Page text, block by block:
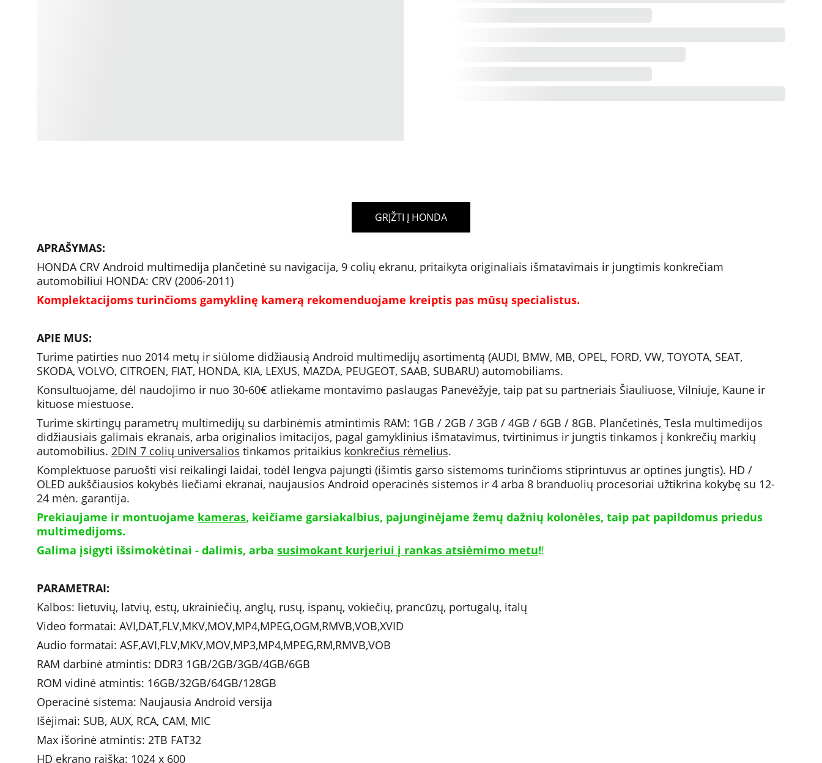
APRAŠYMAS:
HONDA CRV Android multimedija plančetinė su navigacija, 9 colių ekranu, pritaikyta originaliais išmatavimais ir jungtimis konkrečiam
automobiliui HONDA: CRV (2006-2011)
Komplektacijoms turinčioms gamyklinę kamerą rekomenduojame kreiptis pas mūsų specialistus.
APIE MUS:
Turime patirties nuo 2014 metų ir siūlome didžiausią Android multimedijų asortimentą (AUDI, BMW, MB, OPEL, FORD, VW, TOYOTA, SEAT,
SKODA, VOLVO, CITROEN, FIAT, HONDA, KIA, LEXUS, MAZDA, PEUGEOT, SAAB, SUBARU) automobiliams.
Konsultuojame, dėl naudojimo ir nuo 30-60€ atliekame montavimo paslaugas Panevėžyje, taip pat su partneriais Šiauliuose, Vilniuje, Kaune ir
kituose miestuose.
Turime skirtingų parametrų multimedijų su darbinėmis atmintimis RAM: 1GB / 2GB / 3GB / 4GB / 6GB / 8GB. Plančetinės, Tesla multimedijos
didžiausiais galimais ekranais, arba originalios imitacijos, pagal gamyklinius išmatavimus, tvirtinimus ir jungtis tinkamos į konkrečių markių
automobilius. 2DIN 7 colių universalios tinkamos pritaikius konkrečius rėmelius.
Komplektuose paruošti visi reikalingi laidai, todėl lengva pajungti (išimtis garso sistemoms turinčioms stiprintuvus ar optines jungtis). HD /
OLED aukščiausios kokybės liečiami ekranai, naujausios Android operacinės sistemos ir 4 arba 8 branduolių procesoriai užtikrina kokybę su 12-
24 mėn. garantija.
Prekiaujame ir montuojame kameras, keičiame garsiakalbius, pajunginėjame žemų dažnių kolonėles, taip pat papildomus priedus
multimedijoms.
Galima įsigyti išsimokėtinai - dalimis, arba susimokant kurjeriui į rankas atsiėmimo metu!!
PARAMETRAI:
Kalbos: lietuvių, latvių, estų, ukrainiečių, anglų, rusų, ispanų, vokiečių, prancūzų, portugalų, italų
Video formatai: AVI,DAT,FLV,MKV,MOV,MP4,MPEG,OGM,RMVB,VOB,XVID
Audio formatai: ASF,AVI,FLV,MKV,MOV,MP3,MP4,MPEG,RM,RMVB,VOB
RAM darbinė atmintis: DDR3 1GB/2GB/3GB/4GB/6GB
ROM vidinė atmintis: 16GB/32GB/64GB/128GB
Operacinė sistema: Naujausia Android versija
Išėjimai: SUB, AUX, RCA, CAM, MIC
Max išorinė atmintis: 2TB FAT32
HD ekrano raiška: 1024 x 600
GRĮŽTI Į HONDA